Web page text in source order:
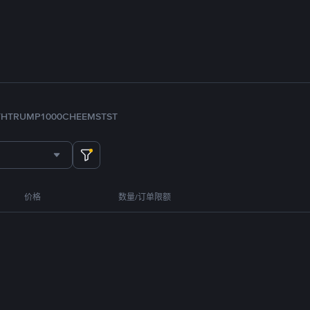
TRUMP1000CHEEMSTST
价格 数量/订单限额